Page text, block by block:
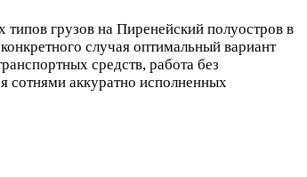
грузов на Пиренейский полуостров в
случая оптимальный вариант
средств, работа без
сотнями аккуратно исполненных